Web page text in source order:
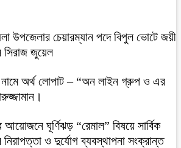
উপজেলার চেয়ারম্যান পদে বিপুল ভোটে জয়ী
জুয়েল
নামে অর্থ লোপাট – “অন লাইন গ্রুপ ও এর
আয়োজনে ঘূর্ণিঝড় “রেমাল” বিষয়ে সার্বিক
ও দুর্যোগ ব্যবস্থাপনা সংক্রান্ত